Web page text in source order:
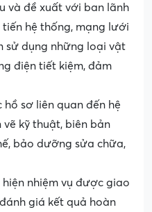
và đề xuất với ban lãnh
hệ thống, mạng lưới
sử dụng những loại vật
điện tiết kiệm, đảm
sơ liên quan đến hệ
kỹ thuật, biên bản
bảo dưỡng sửa chữa,
nhiệm vụ được giao
giá kết quả hoàn